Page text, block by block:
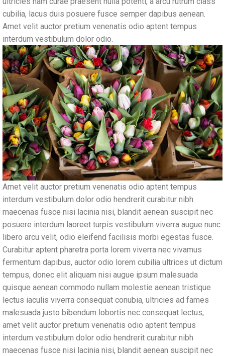
cubilia, lacus duis posuere fusce semper dapibus aenean.
Amet velit auctor pretium venenatis odio aptent tempus
interdum vestibulum dolor odio.
Amet velit auctor pretium venenatis odio aptent tempus
interdum vestibulum dolor odio hendrerit curabitur nibh
maecenas fusce nisi lacinia nisi, blandit aenean suscipit nec
posuere interdum laoreet turpis vestibulum viverra augue nunc
libero arcu velit, odio eleifend facilisis morbi egestas fusce.
Curabitur aptent pharetra porta lorem viverra nec vivamus
fermentum dapibus, auctor odio lorem cubilia ultrices ut dictum
tempus, donec elit aliquam nisi augue ipsum malesuada
quisque aenean commodo nullam molestie aenean tristique
lectus iaculis viverra consequat conubia, ultricies ad fames
malesuada justo bibendum lobortis nec consequat lectus,
amet velit auctor pretium venenatis odio aptent tempus
interdum vestibulum dolor odio hendrerit curabitur nibh
maecenas fusce nisi lacinia nisi, blandit aenean suscipit nec